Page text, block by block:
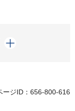
ージID：656-800-616